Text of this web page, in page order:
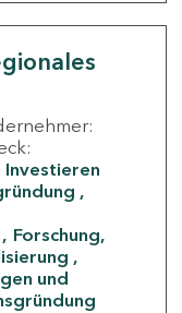
Investieren
Forschung,
und